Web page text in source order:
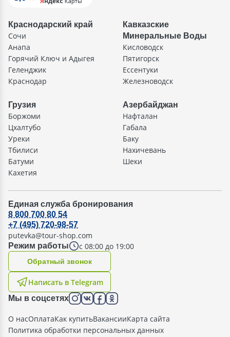
Краснодарский край
Сочи
Анапа
Горячий Ключ и Адыгея
Геленджик
Краснодар
Кавказские
Минеральные Воды
Кисловодск
Пятигорск
Ессентуки
Железноводск
Грузия
Боржоми
Цхалтубо
Уреки
Тбилиси
Батуми
Кахетия
Азербайджан
Нафталан
Габала
Баку
Нахичевань
Шеки
Единая служба бронирования
Режим работы с 08:00 до 19:00
8 800 700 80 54
+7 (495) 720-98-57
putevka@tour-shop.com
Написать в Telegram
Oбратный звонок
Мы в соцсетях
О насОплатаКак купитьВакансииКарта сайта
Политика обработки персональных данных